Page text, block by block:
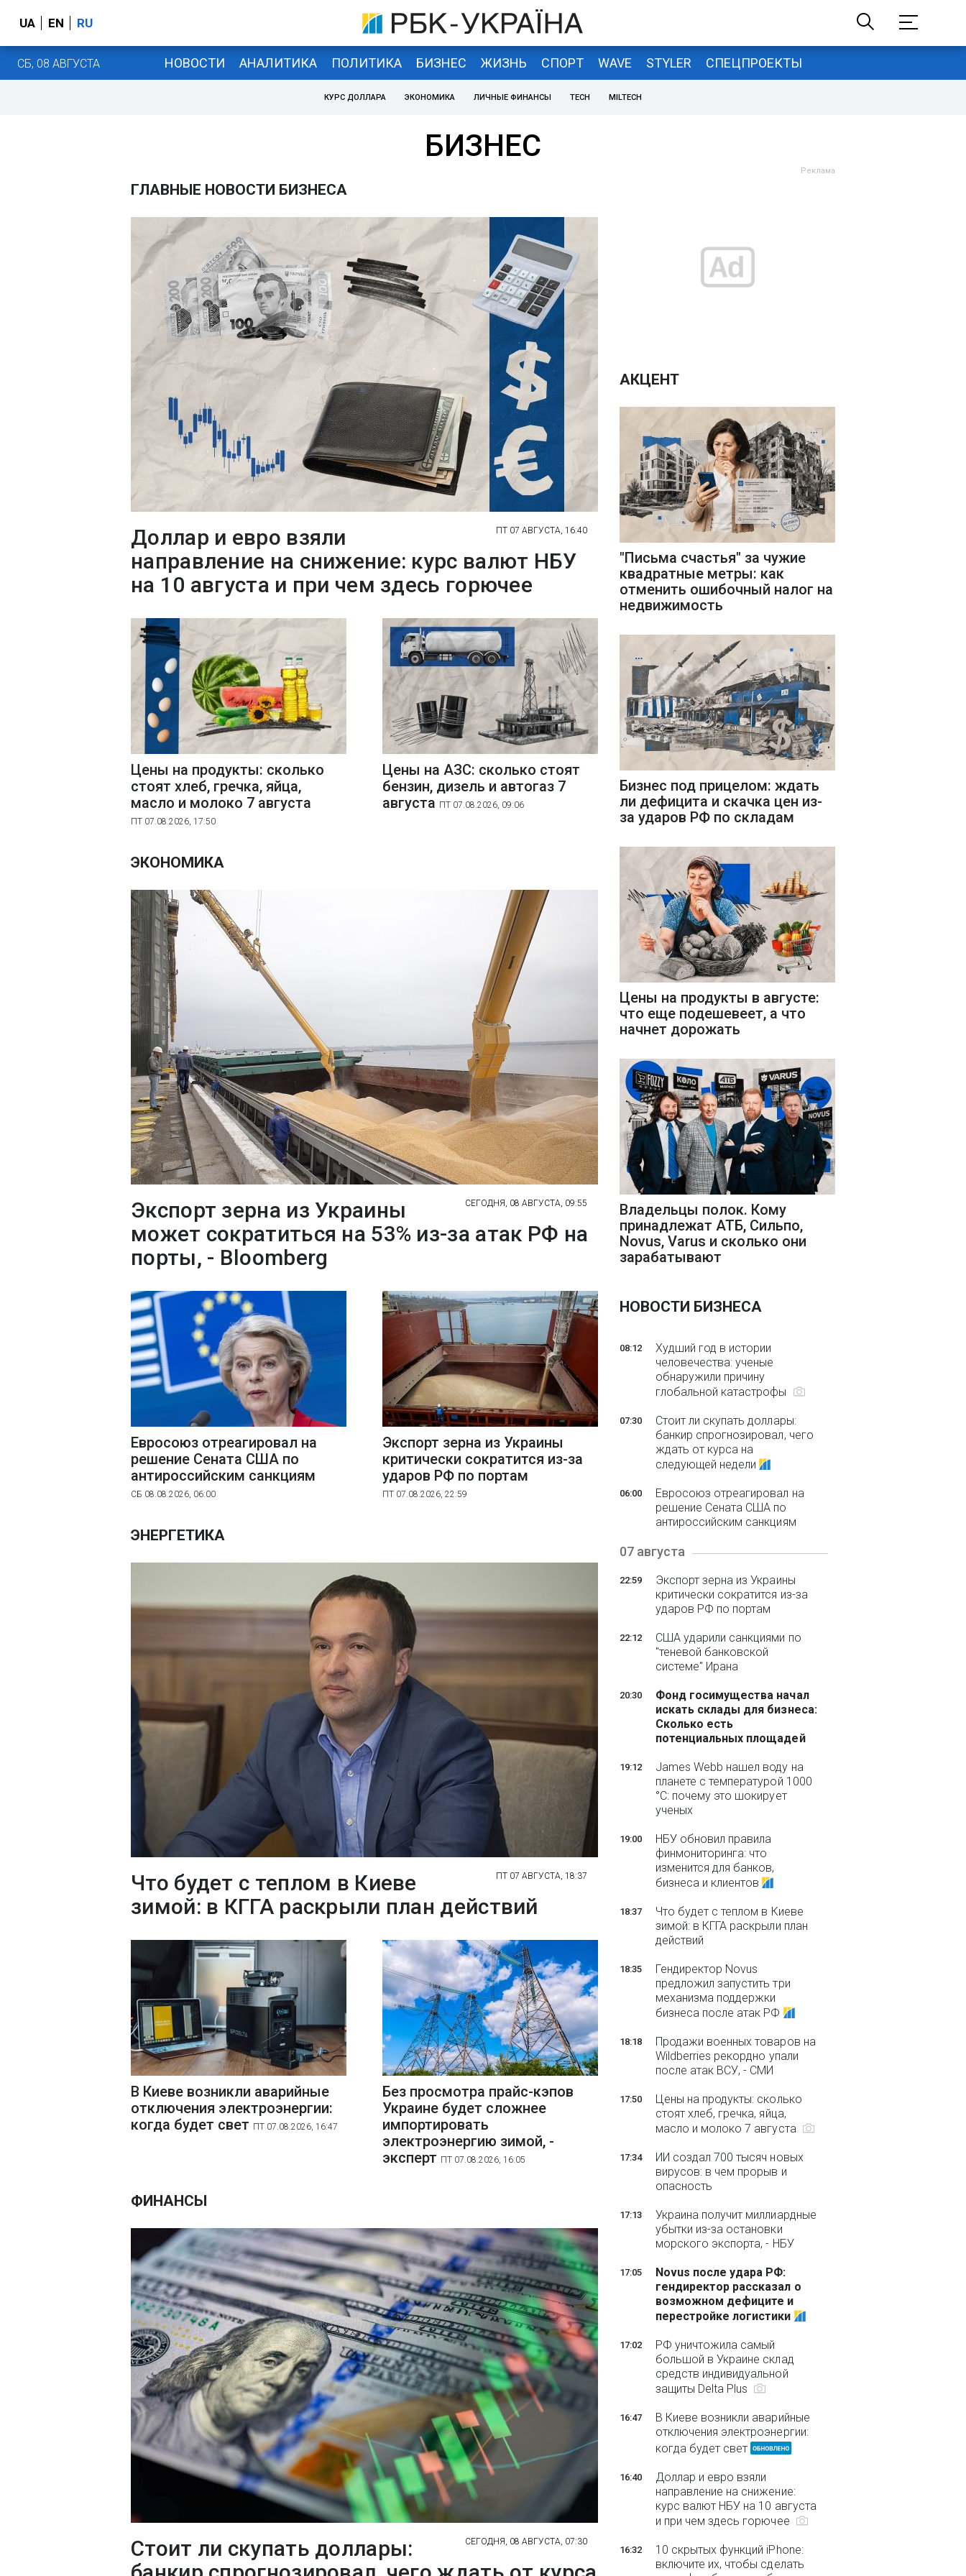
UA EN RU
СБ, 08 АВГУСТА НОВОСТИ АНАЛИТИКА ПОЛИТИКА БИЗНЕС ЖИЗНЬ СПОРТ WAVE STYLER СПЕЦПРОЕКТЫ
КУРС ДОЛЛАРА ЭКОНОМИКА ЛИЧНЫЕ ФИНАНСЫ TECH MILTECH
БИЗНЕС
ГЛАВНЫЕ НОВОСТИ БИЗНЕСА
ПТ 07 АВГУСТА, 16:40
Доллар и евро взяли
направление на снижение: курс валют НБУ
на 10 августа и при чем здесь горючее
Цены на продукты: сколько
стоят хлеб, гречка, яйца,
масло и молоко 7 августа
ПТ 07.08.2026, 17:50
Цены на АЗС: сколько стоят
бензин, дизель и автогаз 7
августа ПТ 07.08.2026, 09:06
ЭКОНОМИКА
СЕГОДНЯ, 08 АВГУСТА, 09:55
Экспорт зерна из Украины
может сократиться на 53% из-за атак РФ на
порты, - Bloomberg
Евросоюз отреагировал на
решение Сената США по
антироссийским санкциям
СБ 08.08.2026, 06:00
Экспорт зерна из Украины
критически сократится из-за
ударов РФ по портам
ПТ 07.08.2026, 22:59
ЭНЕРГЕТИКА
ПТ 07 АВГУСТА, 18:37
Что будет с теплом в Киеве
зимой: в КГГА раскрыли план действий
В Киеве возникли аварийные
отключения электроэнергии:
когда будет свет ПТ 07.08.2026, 16:47
Без просмотра прайс-кэпов
Украине будет сложнее
импортировать
электроэнергию зимой, -
эксперт ПТ 07.08.2026, 16:05
ФИНАНСЫ
СЕГОДНЯ, 08 АВГУСТА, 07:30
Стоит ли скупать доллары:
АКЦЕНТ
"Письма счастья" за чужие
квадратные метры: как
отменить ошибочный налог на
недвижимость
Бизнес под прицелом: ждать
ли дефицита и скачка цен из-
за ударов РФ по складам
Цены на продукты в августе:
что еще подешевеет, а что
начнет дорожать
Владельцы полок. Кому
принадлежат АТБ, Сильпо,
Novus, Varus и сколько они
зарабатывают
НОВОСТИ БИЗНЕСА
08:12
Худший год в истории
человечества: ученые
обнаружили причину
глобальной катастрофы
07:30
Стоит ли скупать доллары:
банкир спрогнозировал, чего
ждать от курса на
следующей недели
06:00
Евросоюз отреагировал на
решение Сената США по
антироссийским санкциям
07 августа
22:59
Экспорт зерна из Украины
критически сократится из-за
ударов РФ по портам
22:12
США ударили санкциями по
"теневой банковской
системе" Ирана
20:30
Фонд госимущества начал
искать склады для бизнеса:
Сколько есть
потенциальных площадей
19:12
James Webb нашел воду на
планете с температурой 1000
°C: почему это шокирует
ученых
19:00
НБУ обновил правила
финмониторинга: что
изменится для банков,
бизнеса и клиентов
18:37
Что будет с теплом в Киеве
зимой: в КГГА раскрыли план
действий
18:35
Гендиректор Novus
предложил запустить три
механизма поддержки
бизнеса после атак РФ
18:18
Продажи военных товаров на
Wildberries рекордно упали
после атак ВСУ, - СМИ
17:50
Цены на продукты: сколько
стоят хлеб, гречка, яйца,
масло и молоко 7 августа
17:34
ИИ создал 700 тысяч новых
вирусов: в чем прорыв и
опасность
17:13
Украина получит миллиардные
убытки из-за остановки
морского экспорта, - НБУ
17:05
Novus после удара РФ:
гендиректор рассказал о
возможном дефиците и
перестройке логистики
17:02
РФ уничтожила самый
большой в Украине склад
средств индивидуальной
защиты Delta Plus
16:47
В Киеве возникли аварийные
отключения электроэнергии:
когда будет свет
16:40
Доллар и евро взяли
направление на снижение:
курс валют НБУ на 10 августа
и при чем здесь горючее
16:32
10 скрытых функций iPhone:
включите их, чтобы сделать